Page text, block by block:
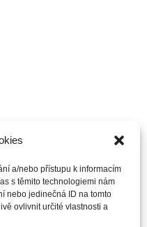
a/nebo přístupu k informacím
s těmito technologiemi nám
nebo jedinečná ID na tomto
ovlivnit určité vlastnosti a